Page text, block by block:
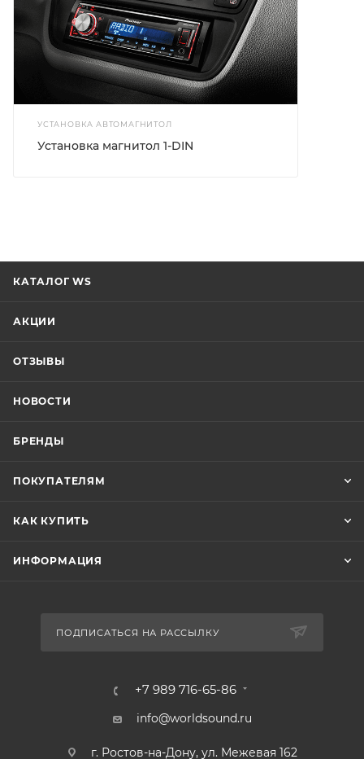
УСТАНОВКА АВТОМАГНИТОЛ
Установка магнитол 1-DIN
КАТАЛОГ WS
АКЦИИ
ОТЗЫВЫ
НОВОСТИ
БРЕНДЫ
ПОКУПАТЕЛЯМ
КАК КУПИТЬ
ИНФОРМАЦИЯ
ПОДПИСАТЬСЯ НА РАССЫЛКУ
+7 989 716-65-86
info@worldsound.ru
г. Ростов-на-Дону, ул. Межевая 162